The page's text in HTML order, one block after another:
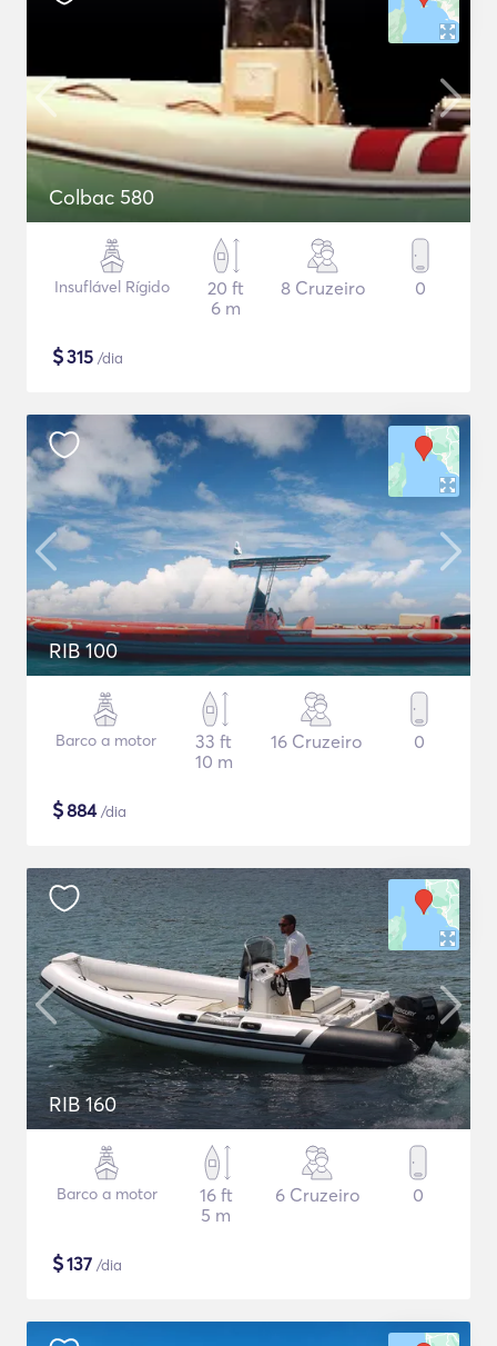
Colbac 580
Insuflável Rígido
20 ft
6 m
8 Cruzeiro 0
$315 /dia
RIB 100
Barco a motor
33 ft
10 m
16 Cruzeiro 0
$884/dia
RIB 160
Barco a motor
16 ft
5 m
6 Cruzeiro 0
$137 /dia